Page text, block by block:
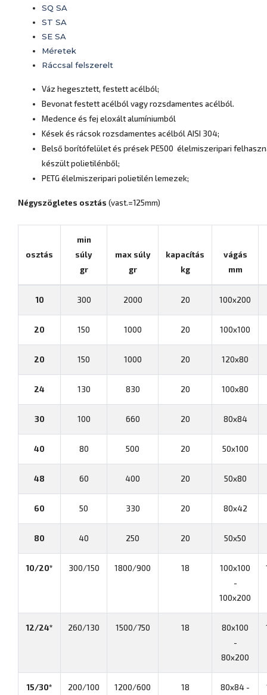
SQ SA
ST SA
SE SA
Méretek
Ráccsal felszerelt
Váz hegesztett, festett acélból;
Bevonat festett acélból vagy rozsdamentes acélból.
Medence és fej eloxált alumíniumból
Kések és rácsok rozsdamentes acélból AISI 304;
Belső borítófelület és prések PE500 élelmiszeripari
készült polietilénből;
PETG élelmiszeripari polietilén lemezek;
Négyszögletes osztás (vast.=125mm)
osztás
min
súly
gr
max súly
gr
kapacítás
kg
vágás
mm
10 300 2000 20 100x200
20 150 1000 20 100x100
20 150 1000 20 120x80
24 130 830 20 100x80
30 100 660 20 80x84
40 80 500 20 50x100
48 60 400 20 50x80
60 50 330 20 80x42
80 40 250 20 50x50
10/20* 300/150 1800/900 18
100x100
-
100x200
12/24* 260/130 1500/750 18
80x100
-
80x200
15/30* 200/100 1200/600 18
80x84 -